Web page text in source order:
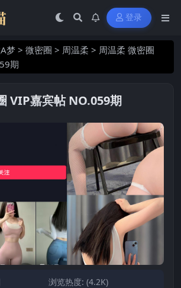
登录
梦> 微密圈 > 周温柔 > 周温柔 微密圈
期
VIP嘉宾帖 NO.059期
浏览热度: (4.2K)